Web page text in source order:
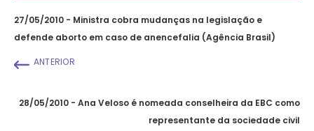
27/05/2010 - Ministra cobra mudanças na legislação e
defende aborto em caso de anencefalia (Agência Brasil)
ANTERIOR
28/05/2010 - Ana Veloso é nomeada conselheira da EBC como
representante da sociedade civil